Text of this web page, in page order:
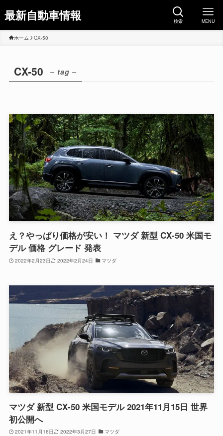
最新自動車情報 検索 MENU
ホーム CX-50
CX-50 – tag –
え？やっぱり価格が安い！ マツダ 新型 CX-50 米国モ
デル 価格 グレード 発表
2022年2月23日 2022年2月24日 マツダ
マツダ 新型 CX-50 米国モデル 2021年11月15日 世界
初公開へ
2021年11月16日 2022年3月27日 マツダ